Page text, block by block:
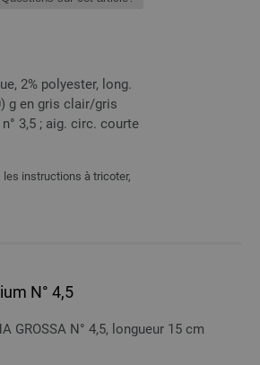
2% polyester, long.
g en gris clair/gris
3,5 ; aig. circ. courte
instructions à tricoter,
N° 4,5
N° 4,5, longueur 15 cm